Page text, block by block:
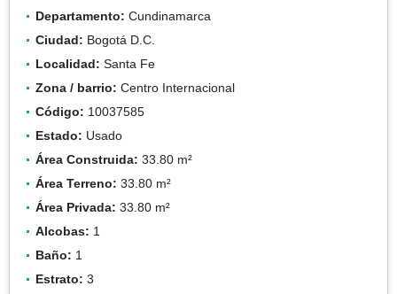
Departamento: Cundinamarca
Ciudad: Bogotá D.C.
Localidad: Santa Fe
Zona / barrio: Centro Internacional
Código: 10037585
Estado: Usado
Área Construida: 33.80 m²
Área Terreno: 33.80 m²
Área Privada: 33.80 m²
Alcobas: 1
Baño: 1
Estrato: 3